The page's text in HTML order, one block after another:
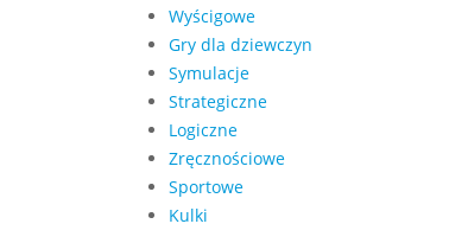
Wyścigowe
Gry dla dziewczyn
Symulacje
Strategiczne
Logiczne
Zręcznościowe
Sportowe
Kulki